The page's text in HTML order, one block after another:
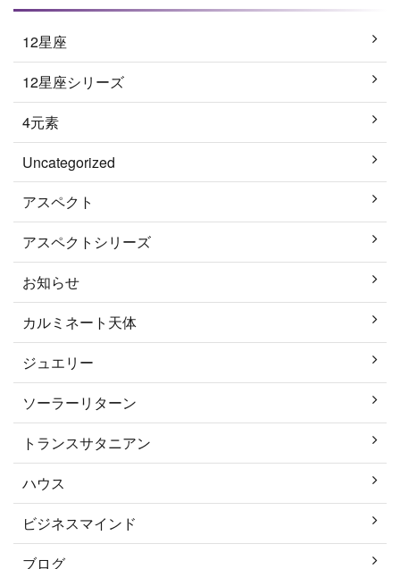
12星座
12星座シリーズ
4元素
Uncategorized
アスペクト
アスペクトシリーズ
お知らせ
カルミネート天体
ジュエリー
ソーラーリターン
トランスサタニアン
ハウス
ビジネスマインド
ブログ